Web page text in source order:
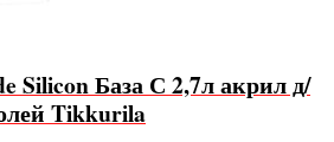
Silicon База С 2,7л акрил д/
Tikkurila